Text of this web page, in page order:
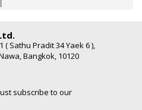
Sathu Pradit 34 Yaek 6 ),
Bangkok, 10120
subscribe to our